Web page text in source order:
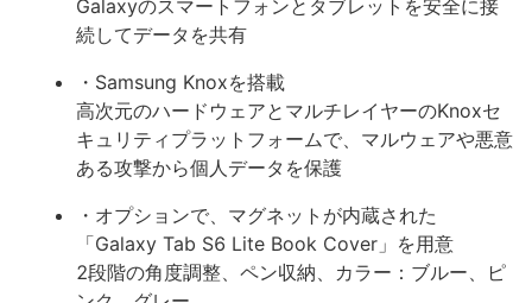
Galaxyのスマートフォンとタブレットを安全に接
続してデータを共有
・Samsung Knoxを搭載
高次元のハードウェアとマルチレイヤーのKnoxセ
キュリティプラットフォームで、マルウェアや悪意
ある攻撃から個人データを保護
・オプションで、マグネットが内蔵された
「Galaxy Tab S6 Lite Book Cover」を用意
2段階の角度調整、ペン収納、カラー：ブルー、ピ